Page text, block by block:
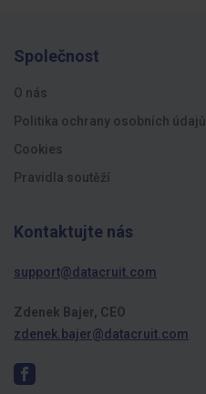
Společnost
O nás
Politika ochrany osobních údajů
Cookies
Pravidla soutěží
Kontaktujte nás
support@datacruit.com
Zdenek Bajer, CEO
zdenek.bajer@datacruit.com